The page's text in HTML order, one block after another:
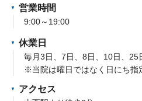
営業時間
9:00～19:00
休業日
毎月3日、7日、8日、10日、25
※当院は曜日ではなく日にち指
アクセス